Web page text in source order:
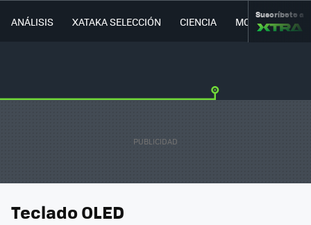
ANÁLISIS XATAKA SELECCIÓN CIENCIA MOVILIDAD
Suscríbete a
Teclado OLED